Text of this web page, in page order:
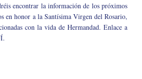
encontrar la información de los próximos
en honor a la Santísima Virgen del Rosario,
con la vida de Hermandad. Enlace a